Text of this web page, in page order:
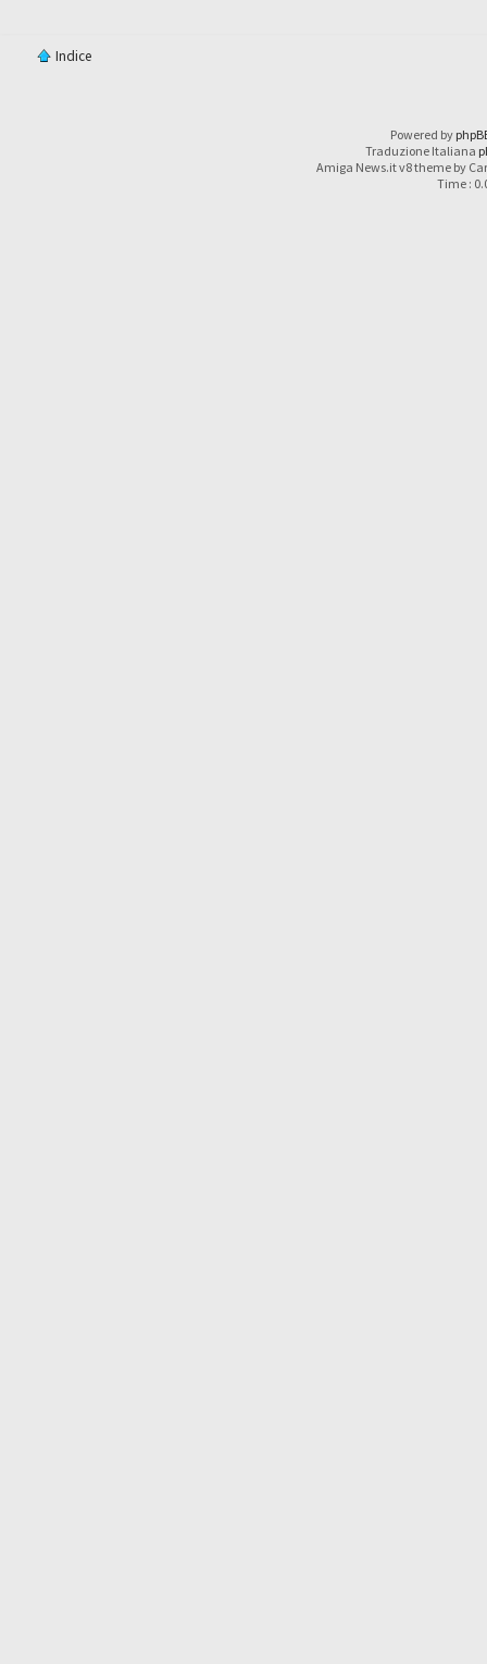
Indice
Powered by
Traduzione Italiana
Amiga News.it v8 theme by
Time :